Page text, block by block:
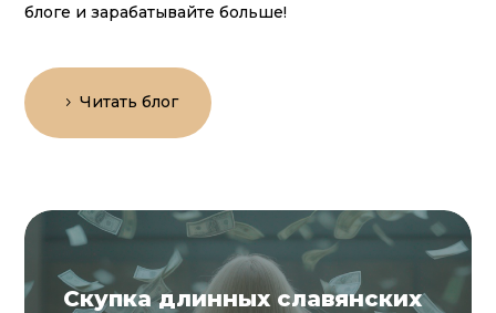
блоге и зарабатывайте больше!
Читать блог
Скупка длинных славянских